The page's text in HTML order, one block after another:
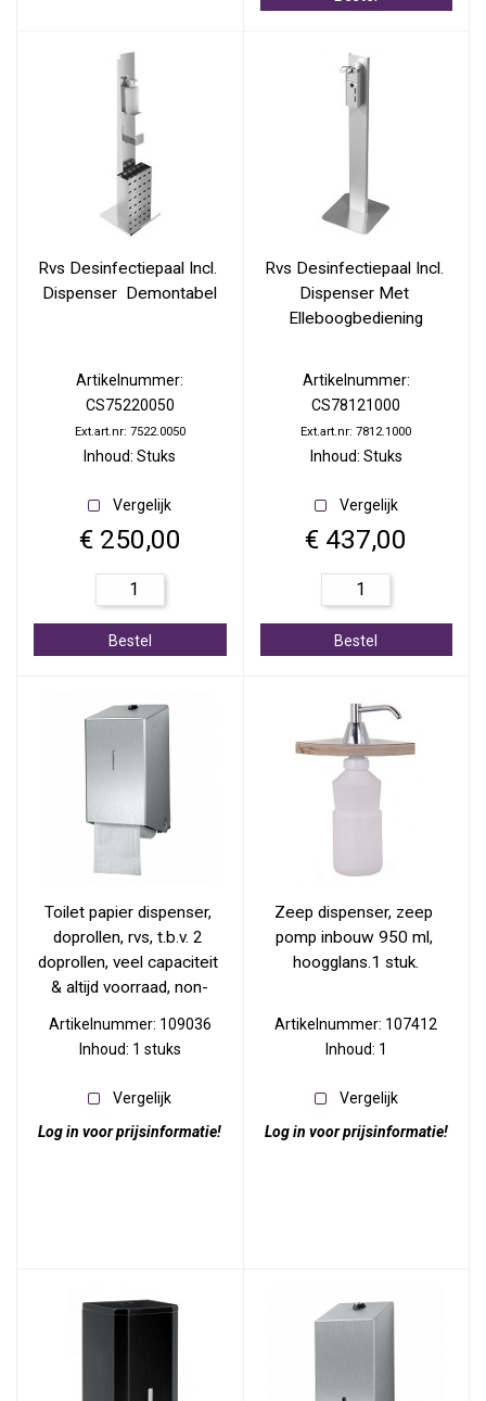
Rvs Desinfectiepaal Incl.
Dispenser  Demontabel
Artikelnummer:
CS75220050
Ext.art.nr: 7522.0050
Inhoud: Stuks
Vergelijk
€ 250,00
Bestel
Rvs Desinfectiepaal Incl.
Dispenser Met
Elleboogbediening
Artikelnummer:
CS78121000
Ext.art.nr: 7812.1000
Inhoud: Stuks
Vergelijk
€ 437,00
Bestel
Toilet papier dispenser,
doprollen, rvs, t.b.v. 2
doprollen, veel capaciteit
& altijd voorraad, non-
Artikelnummer: 109036
Inhoud: 1 stuks
Vergelijk
Log in voor prijsinformatie!
Zeep dispenser, zeep
pomp inbouw 950 ml,
hoogglans.1 stuk.
Artikelnummer: 107412
Inhoud: 1
Vergelijk
Log in voor prijsinformatie!